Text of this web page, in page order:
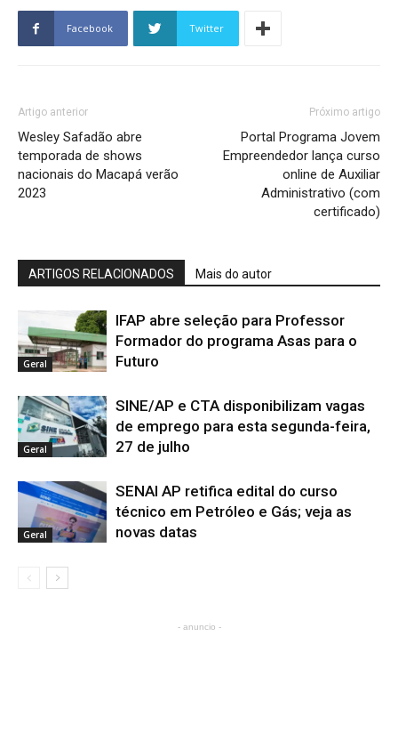
Facebook Twitter
Artigo anterior
Wesley Safadão abre
temporada de shows
nacionais do Macapá verão
2023
Próximo artigo
Portal Programa Jovem
Empreendedor lança curso
online de Auxiliar
Administrativo (com
certificado)
ARTIGOS RELACIONADOS Mais do autor
Geral
IFAP abre seleção para Professor
Formador do programa Asas para o
Futuro
Geral
SINE/AP e CTA disponibilizam vagas
de emprego para esta segunda-feira,
27 de julho
Geral
SENAI AP retifica edital do curso
técnico em Petróleo e Gás; veja as
novas datas
- anuncio -